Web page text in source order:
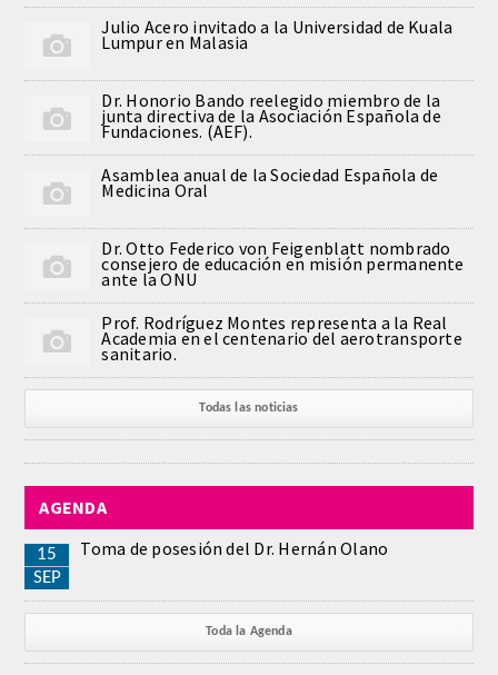
Julio Acero invitado a la Universidad de Kuala
Lumpur en Malasia
Dr. Honorio Bando reelegido miembro de la
junta directiva de la Asociación Española de
Fundaciones. (AEF).
Asamblea anual de la Sociedad Española de
Medicina Oral
Dr. Otto Federico von Feigenblatt nombrado
consejero de educación en misión permanente
ante la ONU
Prof. Rodríguez Montes representa a la Real
Academia en el centenario del aerotransporte
sanitario.
Todas las noticias
AGENDA
15
SEP
Toma de posesión del Dr. Hernán Olano
Toda la Agenda